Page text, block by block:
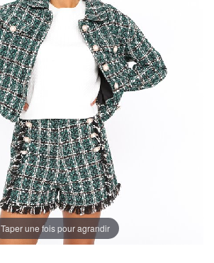
Taper une fois pour agrandir